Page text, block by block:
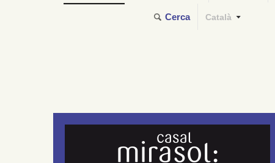
Cerca Català